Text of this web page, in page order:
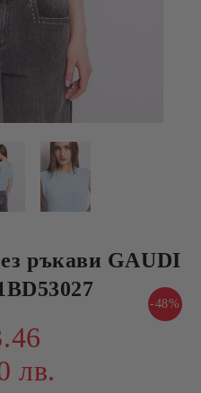
ръкави GAUDI
-48%
лв.